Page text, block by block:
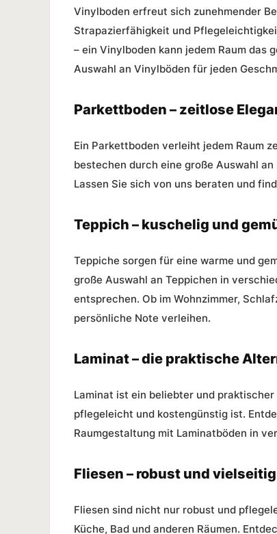
Vinylboden erfreut sich zunehmender
Strapazierfähigkeit und
– ein Vinylboden kann jedem Raum das
Auswahl an Vinylböden für jeden
Parkettboden – zeitlose
Ein Parkettboden verleiht jedem Raum
bestechen durch eine große Auswahl
Lassen Sie sich von uns beraten und
Teppich – kuschelig und
Teppiche sorgen für eine warme und
große Auswahl an Teppichen in
entsprechen. Ob im Wohnzimmer,
persönliche Note verleihen.
Laminat – die praktische
Laminat ist ein beliebter und
pflegeleicht und kostengünstig ist.
Raumgestaltung mit Laminatböden in
Fliesen – robust und vielseitig
Fliesen sind nicht nur robust und
Küche, Bad und anderen Räumen.